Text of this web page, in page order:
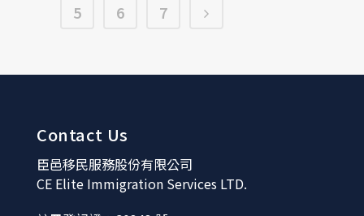
5
6 7
Contact Us
臣邑移民服務股份有限公司
CE Elite Immigration Services LTD.